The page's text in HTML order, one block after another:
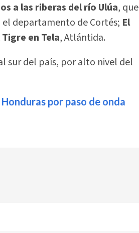
a las riberas del río Ulúa, que
el departamento de Cortés; El
en Tela, Atlántida.
sur del país, por alto nivel del
por paso de onda